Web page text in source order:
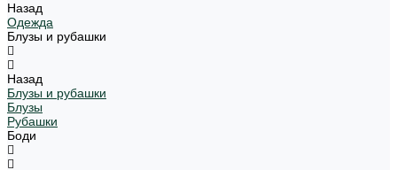
Назад
Одежда
Блузы и рубашки
Назад
Блузы и рубашки
Блузы
Рубашки
Боди